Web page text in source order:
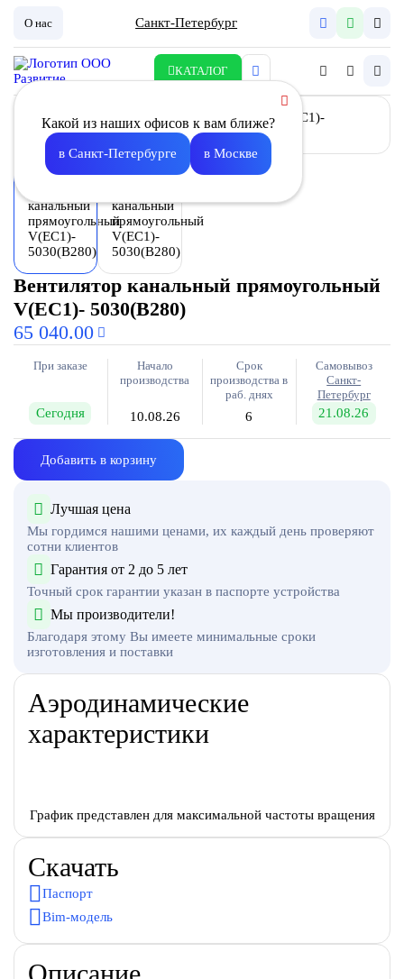
О нас Санкт-Петербург
КАТАЛОГ
Какой из наших офисов к вам ближе?
в Санкт-Петербурге в Москве
Вентилятор канальный прямоугольный
V(EC1)- 5030(B280)
65 040.00
При заказе
Сегодня
Начало
производства
10.08.26
Срок
производства в
раб. днях
6
Самовывоз
Санкт-
Петербург
21.08.26
Добавить в корзину
Лучшая цена
Мы гордимся нашими ценами, их каждый день проверяют
сотни клиентов
Гарантия от 2 до 5 лет
Точный срок гарантии указан в паспорте устройства
Мы производители!
Благодаря этому Вы имеете минимальные сроки
изготовления и поставки
Аэродинамические
характеристики
График представлен для максимальной частоты вращения
Скачать
Паспорт
Bim-модель
Описание